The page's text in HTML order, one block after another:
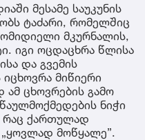
მესამე საუკუნის
ტაძარი, რომელშიც
მკურნალის,
იგი ოცდაცხრა წლისა
და გვემის
მიწიერი
ცხოვრების გამო
ნიჭი
რაც ქართულად
მოწყალე”.